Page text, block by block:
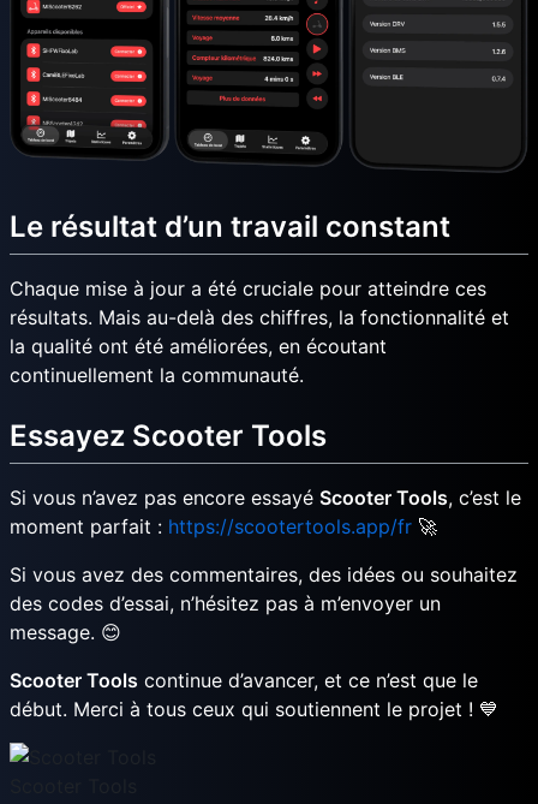
Le résultat d’un travail constant
Chaque mise à jour a été cruciale pour atteindre ces
résultats. Mais au-delà des chiffres, la fonctionnalité et
la qualité ont été améliorées, en écoutant
continuellement la communauté.
Essayez Scooter Tools
Si vous n’avez pas encore essayé Scooter Tools, c’est le
moment parfait : https://scootertools.app/fr 🚀
Si vous avez des commentaires, des idées ou souhaitez
des codes d’essai, n’hésitez pas à m’envoyer un
message. 😊
Scooter Tools continue d’avancer, et ce n’est que le
début. Merci à tous ceux qui soutiennent le projet ! 💙